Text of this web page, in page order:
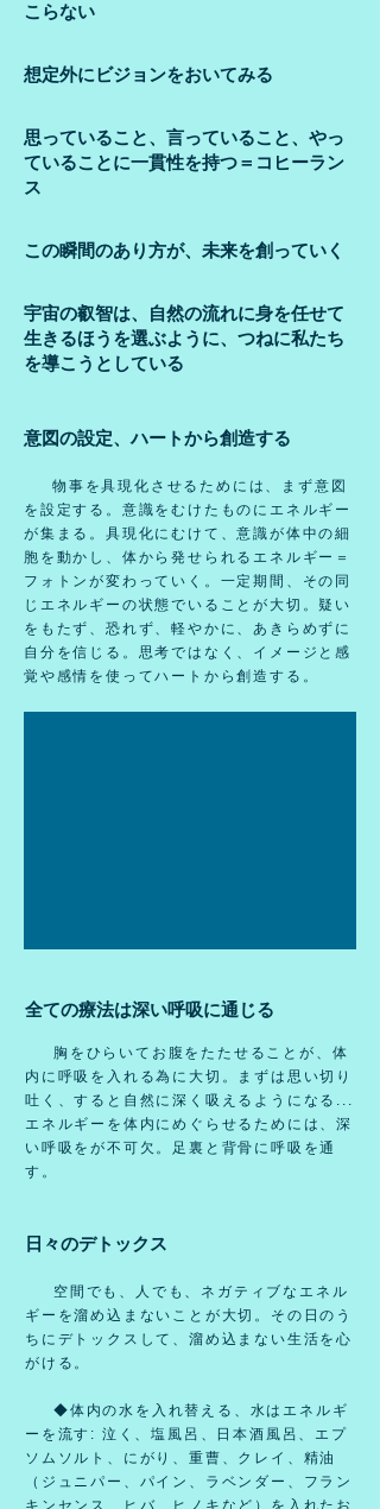
こらない
想定外にビジョンをおいてみる
​思っていること、言っていること、やっ
ていることに一貫性を持つ＝コヒーラン
ス
この瞬間のあり方が、未来を創っていく
宇宙の叡智は、自然の流れに身を任せて
生きるほうを選ぶように、つねに私たち
を導こうとしている
​意図の設定、ハートから創造する
物事を具現化させるためには、まず意図
を設定する。意識をむけたものにエネルギー
が集まる。具現化にむけて、意識が体中の細
胞を動かし、体から発せられるエネルギー​＝
フォトンが変わっていく。一定期間、その同
じエネルギーの状態でいることが大切。疑い
をもたず、恐れず、軽やかに、あきらめずに
自分を信じる。思考ではなく、イメージと感
覚や感情を使ってハートから創造する。
全ての療法は深い呼吸に通じる
胸をひらいてお腹をたたせることが、体
内に呼吸を入れる為に大切。まずは思い切り
吐く、すると自然に深く吸えるようになる...
エネルギーを体内にめぐらせるためには、深
い呼吸をが不可欠。足裏と背骨に呼吸を通
す。
日々のデトックス
空間でも、人でも、ネガティブなエネル
ギーを溜め込まないことが大切。その日のう
ちにデトックスして、溜め込まない生活を心
がける。
◆体内の水を入れ替える、水はエネルギ
ーを流す: 泣く、塩風呂、日本酒風呂、エプ
ソムソルト、にがり、重曹、クレイ、精油
（ジュニパー、パイン、ラベンダー、フラン
キンセンス、ヒバ、ヒノキなど）を入れたお